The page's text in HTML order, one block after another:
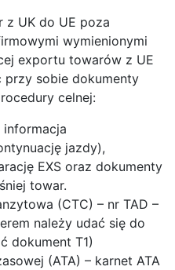
z UK do UE poza
wymienionymi
exportu towarów z UE
przy sobie dokumenty
celnej:
informacja
jazdy),
EXS oraz dokumenty
towar.
(CTC) – nr TAD –
należy udać się do
dokument T1)
(ATA) – karnet ATA